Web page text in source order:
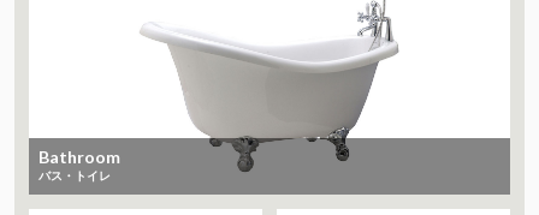
Bathroom
バス・トイレ